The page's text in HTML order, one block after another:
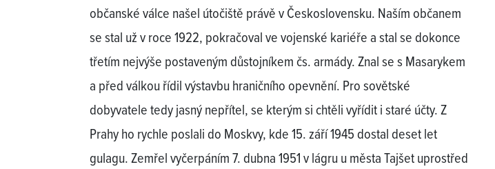
občanské válce našel útočiště právě v Československu. Naším občanem
se stal už v roce 1922, pokračoval ve vojenské kariéře a stal se dokonce
třetím nejvýše postaveným důstojníkem čs. armády. Znal se s Masarykem
a před válkou řídil výstavbu hraničního opevnění. Pro sovětské
dobyvatele tedy jasný nepřítel, se kterým si chtěli vyřídit i staré účty. Z
Prahy ho rychle poslali do Moskvy, kde 15. září 1945 dostal deset let
gulagu. Zemřel vyčerpáním 7. dubna 1951 v lágru u města Tajšet uprostřed